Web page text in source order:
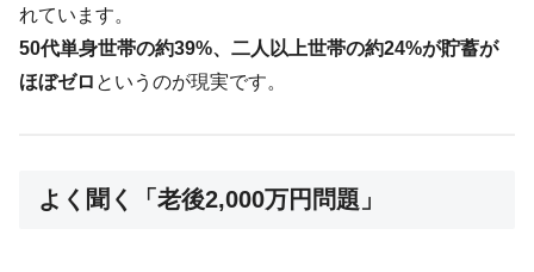
れています。
50代単身世帯の約39%、二人以上世帯の約24%が貯蓄が
ほぼゼロ というのが現実です。
よく聞く「老後2,000万円問題」